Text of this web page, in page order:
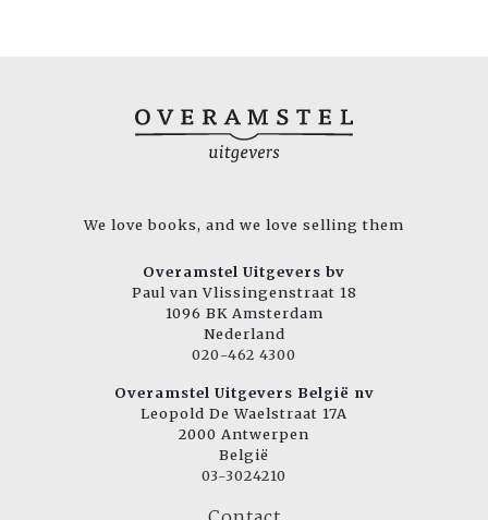
We love books, and we love selling them
Overamstel Uitgevers bv
Paul van Vlissingenstraat 18
1096 BK Amsterdam
Nederland
020-462 4300
Overamstel Uitgevers België nv
Leopold De Waelstraat 17A
2000 Antwerpen
België
03-3024210